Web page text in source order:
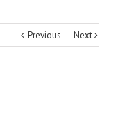
Previous Next